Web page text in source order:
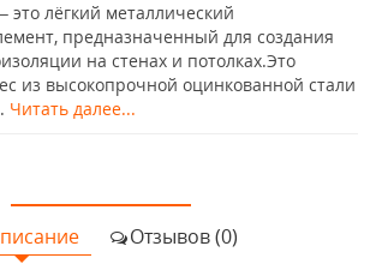
это лёгкий металлический
предназначенный для создания
на стенах и потолках.Это
из высокопрочной оцинкованной стали
Читать далее...
Отзывов (0)